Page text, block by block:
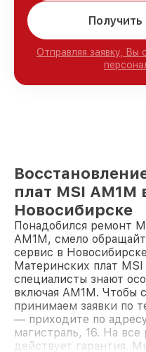
Получить
Отправляя заявку, Вы
плат MSI
Новосибирске
Понадобился ремонт
AM1M, смело
сервис в
Материнских плат
специалисты знают
включая AM1M. Чтобы
принимаем заявки по
— приходите по
магистраль, 16. На все
действует гарантия.